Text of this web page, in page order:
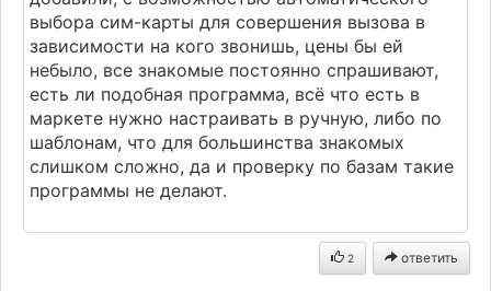
выбора сим-карты для совершения вызова в
зависимости на кого звонишь, цены бы ей
небыло, все знакомые постоянно спрашивают,
есть ли подобная программа, всё что есть в
маркете нужно настраивать в ручную, либо по
шаблонам, что для большинства знакомых
слишком сложно, да и проверку по базам такие
программы не делают.
2 ответить